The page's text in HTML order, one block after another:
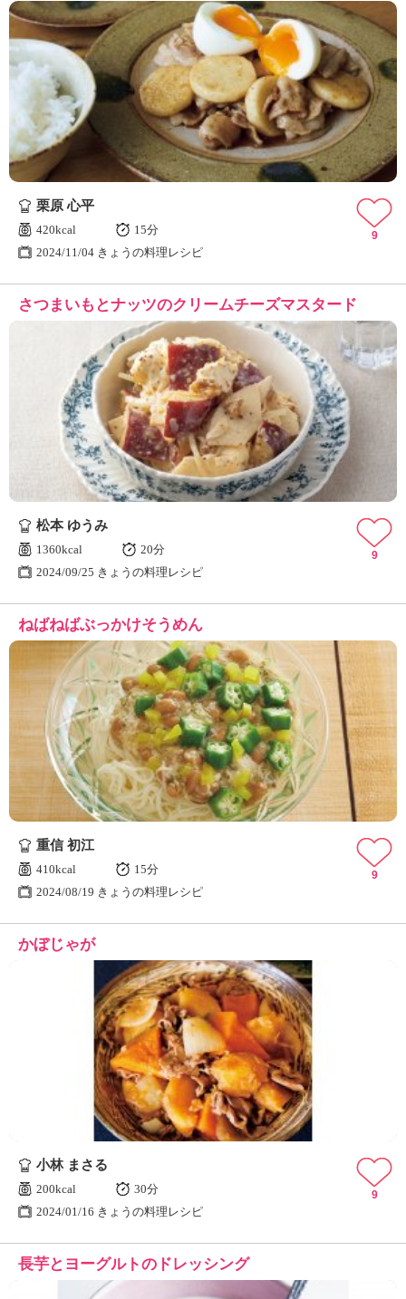
栗原 心平
420kcal
15分
2024/11/04 きょうの料理レシピ
9
さつまいもとナッツのクリームチーズマスタード
松本 ゆうみ
1360kcal
20分
2024/09/25 きょうの料理レシピ
9
ねばねばぶっかけそうめん
重信 初江
410kcal
15分
2024/08/19 きょうの料理レシピ
9
かぼじゃが
小林 まさる
200kcal
30分
2024/01/16 きょうの料理レシピ
9
長芋とヨーグルトのドレッシング